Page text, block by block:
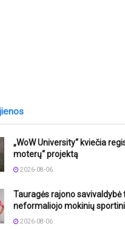
„WoW University“ kviečia
moterų“ projektą
2026-08-06
Tauragės rajono savivaldybė
neformaliojo mokinių
2026-08-06